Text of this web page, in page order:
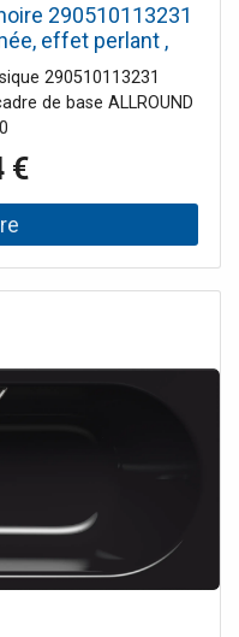
290510113231
effet perlant ,
290510113231
de base ALLROUND
€